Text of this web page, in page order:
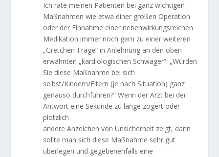
Ich rate meinen Patienten bei ganz wichtigen
Maßnahmen wie etwa einer großen Operation
oder der Einnahme einer nebenwirkungsreichen
Medikation immer noch gern zu einer weiteren
„Gretchen-Frage“ in Anlehnung an den oben
erwähnten „kardiologischen Schwager“: „Würden
Sie diese Maßnahme bei sich
selbst/Kindern/Eltern (je nach Situation) ganz
genauso durchführen?“ Wenn der Arzt bei der
Antwort eine Sekunde zu lange zögert oder
plötzlich
andere Anzeichen von Unsicherheit zeigt, dann
sollte man sich diese Maßnahme sehr gut
überlegen und gegebenenfalls eine